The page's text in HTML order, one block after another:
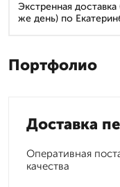
Экстренная доставка
же день) по
Портфолио
Доставка
Оперативная
качества